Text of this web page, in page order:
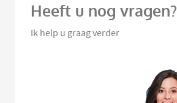
Heeft u nog vragen?
Ik help u graag verder